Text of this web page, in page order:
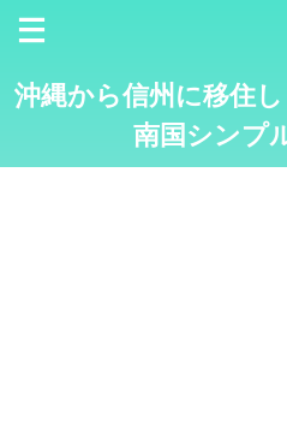
沖縄から信州に移住
南国シンプ